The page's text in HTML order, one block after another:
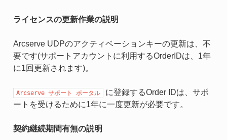
ライセンスの更新作業の説明
Arcserve UDPのアクティベーションキーの更新は、不
要です(サポートアカウントに利用するOrderIDは、1年
に1回更新されます)。
Arcserve サポート ポータル
に登録するOrder IDは、サポ
ートを受けるために1年に一度更新が必要です。
契約継続期間有無の説明